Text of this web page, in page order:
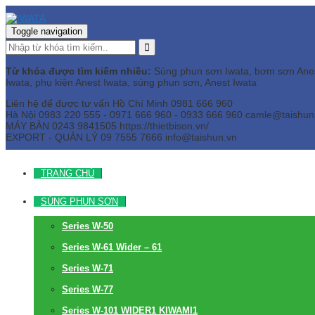
Toggle navigation
Từ khóa được tìm kiếm nhiều: Súng phun sơn Iwata, bơm sơn
Iwata, phụ kiện Anest Iwata, súng phun sơn, Anest Iwata
Liên hệ để được tư vấn Hồ Chí Minh 0981 666 960
Hà Nội 0983 220 555 - 0971 666 960 - 0933 666 960
MÁY BÀN 0243 9841505 https://thietbison.vn/
EXPORT - QUẢN LÝ 09 7555 7666 info@taishun.vn
TRANG CHỦ
SÚNG PHUN SƠN
Series W-50
Series W-61 Wider – 61
Series W-71
Series W-77
Series W-101 WIDER1 KIWAMI1